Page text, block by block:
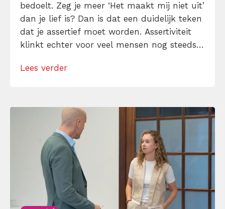
bedoelt. Zeg je meer ‘Het maakt mij niet uit’
dan je lief is? Dan is dat een duidelijk teken
dat je assertief moet worden. Assertiviteit
klinkt echter voor veel mensen nog steeds
maar dat is niet zo. Assertiviteit draait juist
Lees verder